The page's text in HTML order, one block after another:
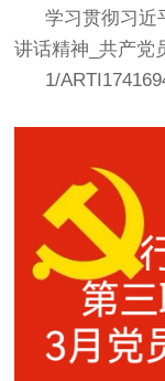
学习贯彻习近
讲话精神 _共产党
1/